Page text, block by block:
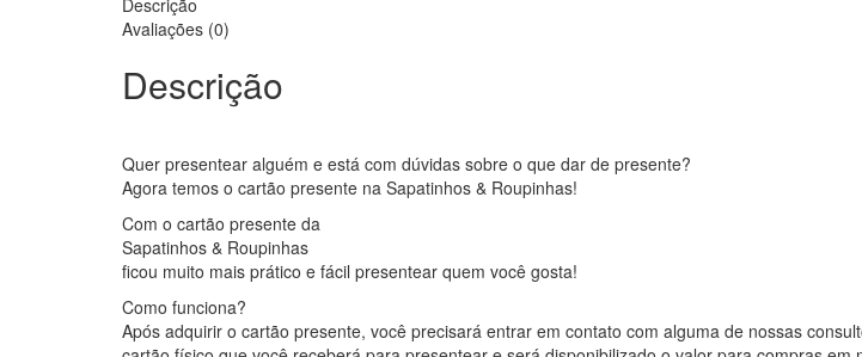
Avaliações (0)
Descrição
Quer presentear alguém e está com dúvidas sobre o que dar de presente?
Agora temos o cartão presente na Sapatinhos & Roupinhas!
Com o cartão presente da
Sapatinhos & Roupinhas
ficou muito mais prático e fácil presentear quem você gosta!
Como funciona?
Após adquirir o cartão presente, você precisará entrar em contato com alguma de nossas